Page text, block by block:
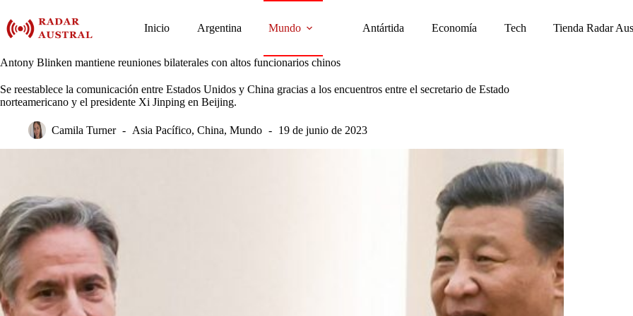
contenido
Inicio Argentina Mundo Antártida Economía Tech Tienda Radar
Antony Blinken mantiene reuniones bilaterales con altos funcionarios chinos
Se reestablece la comunicación entre Estados Unidos y China gracias a los encuentros entre el secretario de Estado
norteamericano y el presidente Xi Jinping en Beijing.
Camila Turner Asia Pacífico, China, Mundo 19 de junio de 2023